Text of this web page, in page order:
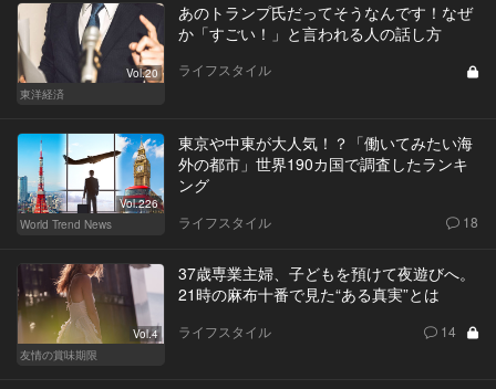
Vol.20
東洋経済
あのトランプ氏だってそうなんです！なぜ
か「すごい！」と言われる人の話し方
ライフスタイル
Vol.226
World Trend News
東京や中東が大人気！？「働いてみたい海
外の都市」世界190カ国で調査したランキ
ング
ライフスタイル 18
Vol.4
友情の賞味期限
37歳専業主婦、子どもを預けて夜遊びへ。
21時の麻布十番で見た“ある真実”とは
ライフスタイル 14